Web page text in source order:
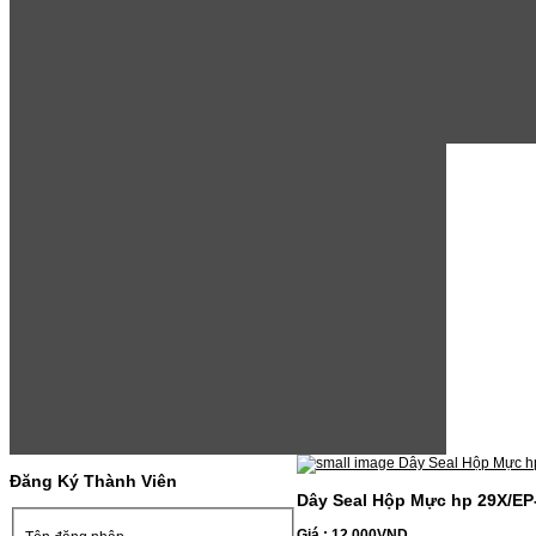
Đăng Ký Thành Viên
Dây Seal Hộp Mực hp 29X/